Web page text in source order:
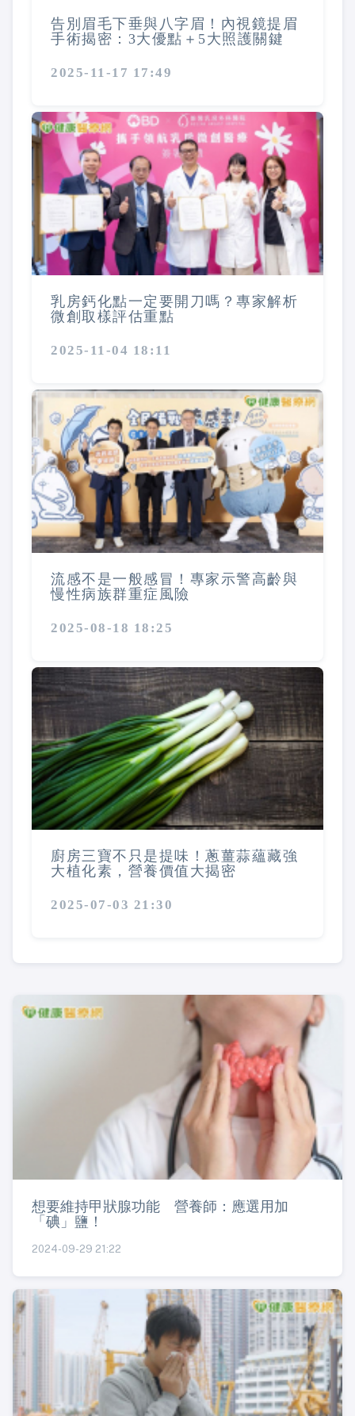
告別眉毛下垂與八字眉！內視鏡提眉
手術揭密：3大優點＋5大照護關鍵
2025-11-17 17:49
乳房鈣化點一定要開刀嗎？專家解析
微創取樣評估重點
2025-11-04 18:11
流感不是一般感冒！專家示警高齡與
慢性病族群重症風險
2025-08-18 18:25
廚房三寶不只是提味！蔥薑蒜蘊藏強
大植化素，營養價值大揭密
2025-07-03 21:30
想要維持甲狀腺功能 營養師：應選用加
「碘」鹽！
2024-09-29 21:22